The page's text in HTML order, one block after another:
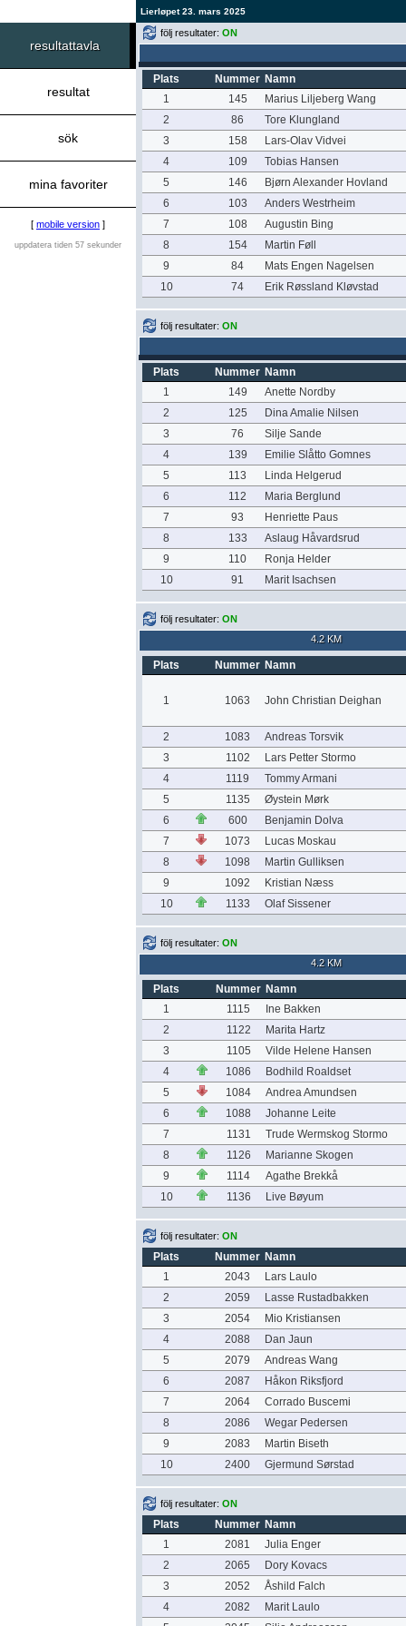
Lierløpet 23. mars 2025
resultattavla
resultat
sök
mina favoriter
[ mobile version ]
uppdatera tiden 57 sekunder
följ resultater: ON
Plats Nummer Namn
1
145
Marius Liljeberg Wang
2
86
Tore Klungland
3
158
Lars-Olav Vidvei
4
109
Tobias Hansen
5
146
Bjørn Alexander Hovland
6
103
Anders Westrheim
7
108
Augustin Bing
8
154
Martin Føll
9
84
Mats Engen Nagelsen
10
74 Erik Røssland Kløvstad
följ resultater: ON
Plats Nummer Namn
1
149
Anette Nordby
2
125
Dina Amalie Nilsen
3
76
Silje Sande
4
139
Emilie Slåtto Gomnes
5
113
Linda Helgerud
6
112
Maria Berglund
7
93
Henriette Paus
8
133
Aslaug Håvardsrud
9
110
Ronja Helder
10
91 Marit Isachsen
följ resultater: ON
4.2 KM
Plats Nummer Namn
1 1063 John Christian Deighan
2 1083
Andreas Torsvik
3
1102
Lars Petter Stormo
4
1119
Tommy Armani
5
1135
Øystein Mørk
6
600
Benjamin Dolva
7
1073
Lucas Moskau
8
1098
Martin Gulliksen
9
1092
Kristian Næss
10
1133 Olaf Sissener
följ resultater: ON
4.2 KM
Plats Nummer Namn
1
1115
Ine Bakken
2
1122
Marita Hartz
3
1105
Vilde Helene Hansen
4
1086
Bodhild Roaldset
5
1084
Andrea Amundsen
6
1088
Johanne Leite
7
1131
Trude Wermskog Stormo
8
1126
Marianne Skogen
9
1114
Agathe Brekkå
10
1136 Live Bøyum
följ resultater: ON
Plats Nummer Namn
1
2043
Lars Laulo
2
2059
Lasse Rustadbakken
3
2054
Mio Kristiansen
4
2088
Dan Jaun
5
2079
Andreas Wang
6
2087
Håkon Riksfjord
7
2064
Corrado Buscemi
8
2086
Wegar Pedersen
9
2083
Martin Biseth
10
2400 Gjermund Sørstad
följ resultater: ON
Plats Nummer Namn
1
2081
Julia Enger
2
2065
Dory Kovacs
3
2052
Åshild Falch
4
2082
Marit Laulo